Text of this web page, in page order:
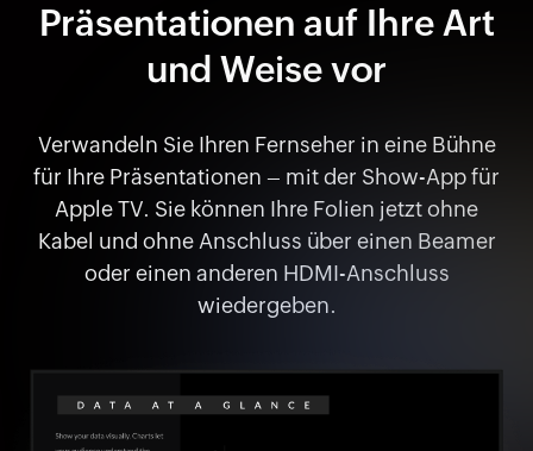
Präsentationen auf Ihre Art
und Weise vor
Verwandeln Sie Ihren Fernseher in eine Bühne
für Ihre Präsentationen – mit der Show-App für
Apple TV. Sie können Ihre Folien jetzt ohne
Kabel und ohne Anschluss über einen Beamer
oder einen anderen HDMI-Anschluss
wiedergeben.